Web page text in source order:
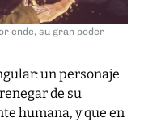
ende, su gran poder
un personaje
de su
humana, y que en